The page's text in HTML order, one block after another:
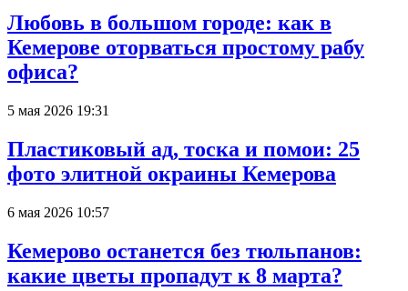
Любовь в большом городе: как в
Кемерове оторваться простому рабу
офиса?
5 мая 2026 19:31
Пластиковый ад, тоска и помои: 25
фото элитной окраины Кемерова
6 мая 2026 10:57
Кемерово останется без тюльпанов:
какие цветы пропадут к 8 марта?